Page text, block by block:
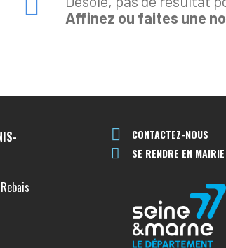
Affinez ou faites une
CONTACTEZ-NOUS
SE RENDRE EN MAIRIE